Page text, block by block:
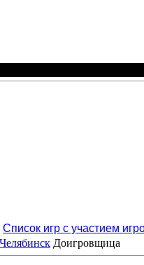
Список игр с участием
Доигровщица